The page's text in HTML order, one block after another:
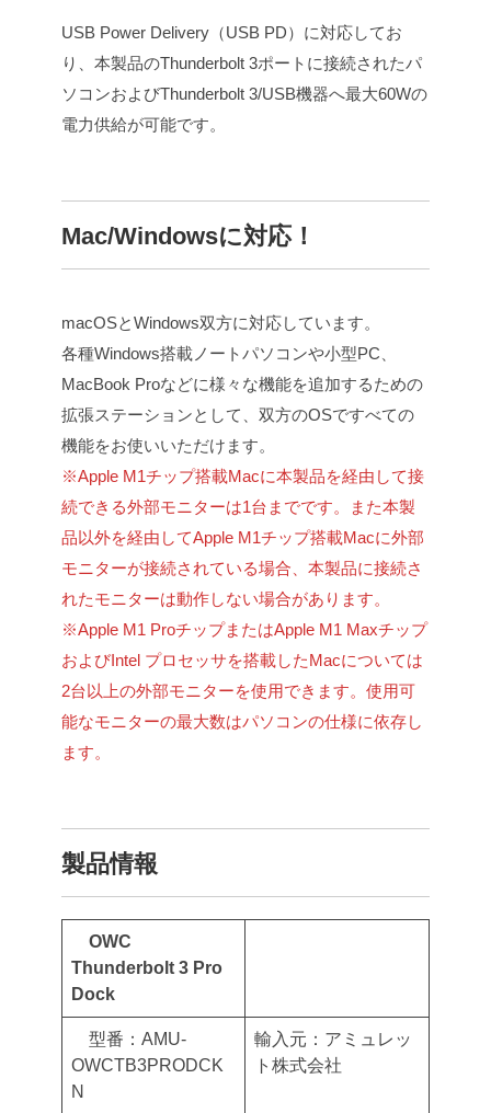
USB Power Delivery（USB PD）に対応してお
り、本製品のThunderbolt 3ポートに接続されたパ
ソコンおよびThunderbolt 3/USB機器へ最大60Wの
電力供給が可能です。
Mac/Windowsに対応！
macOSとWindows双方に対応しています。
各種Windows搭載ノートパソコンや小型PC、
MacBook Proなどに様々な機能を追加するための
拡張ステーションとして、双方のOSですべての
機能をお使いいただけます。
※Apple M1チップ搭載Macに本製品を経由して接
続できる外部モニターは1台までです。また本製
品以外を経由してApple M1チップ搭載Macに外部
モニターが接続されている場合、本製品に接続さ
れたモニターは動作しない場合があります。
※Apple M1 ProチップまたはApple M1 Maxチップ
およびIntel プロセッサを搭載したMacについては
2台以上の外部モニターを使用できます。使用可
能なモニターの最大数はパソコンの仕様に依存し
ます。
製品情報
OWC
Thunderbolt 3 Pro
Dock
型番：AMU-
OWCTB3PRODCK
N
輸入元：アミュレッ
ト株式会社